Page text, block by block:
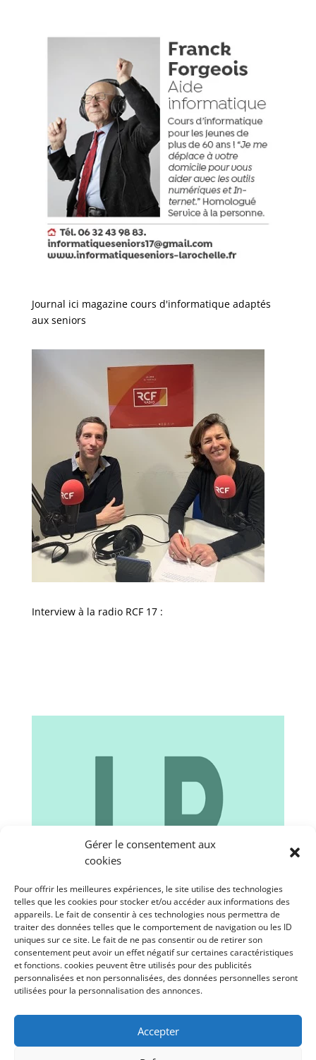
Gérer le consentement aux
cookies
Pour offrir les meilleures expériences, le site utilise des technologies
telles que les cookies pour stocker et/ou accéder aux informations des
appareils. Le fait de consentir à ces technologies nous permettra de
traiter des données telles que le comportement de navigation ou les ID
uniques sur ce site. Le fait de ne pas consentir ou de retirer son
consentement peut avoir un effet négatif sur certaines caractéristiques
et fonctions. cookies peuvent être utilisés pour des publicités
personnalisées et non personnalisées, des données personnelles seront
utilisées pour la personnalisation des annonces.
Accepter
Journal ici magazine cours d'informatique adaptés
aux seniors
Interview à la radio RCF 17 :
Interview La Rochelle info media
Témoignages de mes clients
ayant suivi mes cours